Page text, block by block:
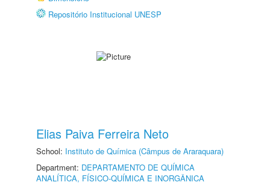
Repositório Institucional UNESP
Elias Paiva Ferreira Neto
School: Instituto de Química (Câmpus de Araraquara)
Department: DEPARTAMENTO DE QUÍMICA
ANALÍTICA, FÍSICO-QUÍMICA E INORGÂNICA